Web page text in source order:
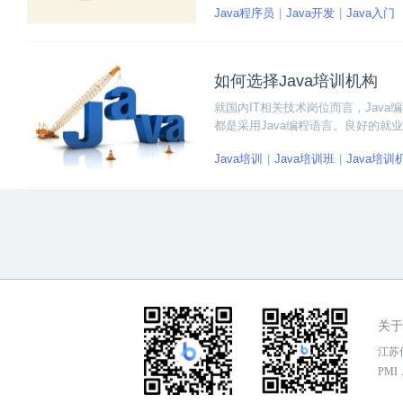
Java程序员
Java开发 Java入门
如何选择Java培训机构
就国内IT相关技术岗位而言，Java
都是采用Java编程语言。良好的就
语言转行者，对于零基础人员来说
Java培训 Java培训班 Java培训
关
江苏
PMI